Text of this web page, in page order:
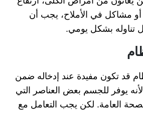
مشاكل في الأملاح، يجب أن
تناوله بشكل يومي.
قد تكون مفيدة عند إدخاله ضمن
يوفر للجسم بعض العناصر التي
العامة. لكن يجب التعامل مع